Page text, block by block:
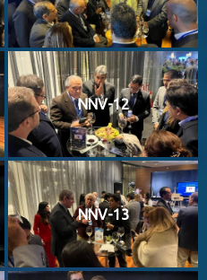
NNV-12
NNV-13